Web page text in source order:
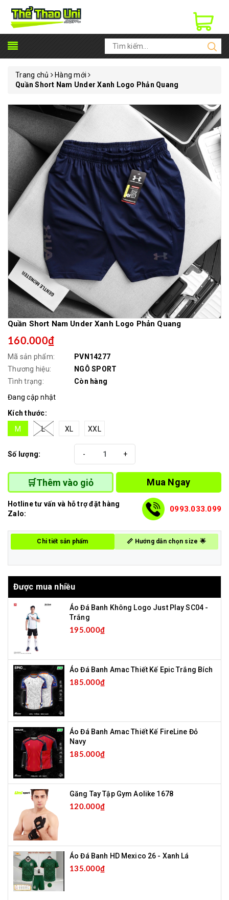
Trang chủ
Hàng mới
Quần Short Nam Under Xanh Logo Phản Quang
Quần Short Nam Under Xanh Logo Phản Quang
160.000₫
Mã sản phẩm:
PVN14277
Thương hiệu:
NGÔ SPORT
Tình trạng:
Còn hàng
Đang cập nhật
Kích thước:
M
L XL XXL
Số lượng: +
-
🛒Thêm vào giỏ Mua Ngay
Hotline tư vấn và hỗ trợ đặt hàng
Zalo:
0993.033.099
Chi tiết sản phẩm 📏 Hướng dẫn chọn size 🌟
Được mua nhiều
Áo Đá Banh Không Logo Just Play SC04 -
Trắng
195.000₫
Áo Đá Banh Amac Thiết Kế Epic Trắng Bích
185.000₫
Áo Đá Banh Amac Thiết Kế FireLine Đỏ
Navy
185.000₫
Găng Tay Tập Gym Aolike 1678
120.000₫
Áo Đá Banh HD Mexico 26 - Xanh Lá
135.000₫